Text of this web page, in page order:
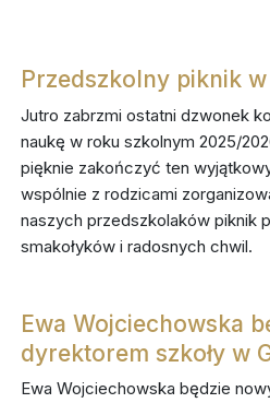
Przedszkolny piknik
Jutro zabrzmi ostatni dzwonek
naukę w roku szkolnym 2025/
pięknie zakończyć ten
wspólnie z rodzicami
naszych przedszkolaków piknik
smakołyków i radosnych chwil.
Ewa Wojciechowska
dyrektorem szkoły w
Ewa Wojciechowska będzie